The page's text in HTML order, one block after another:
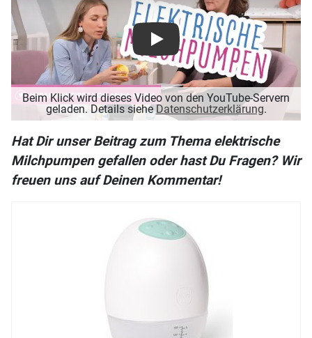
Beim Klick wird dieses Video von den YouTube-Servern
geladen. Details sieheDatenschutzerklärung.
Play
Hat Dir unser Beitrag zum Thema elektrische
Milchpumpen gefallen oder hast Du Fragen? Wir
freuen uns auf Deinen Kommentar!